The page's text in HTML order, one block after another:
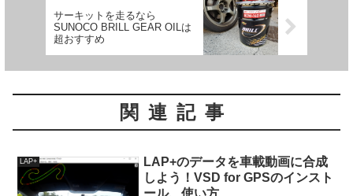
サーキットを走るなら
SUNOCO BRILL GEAR OILは
超おすすめ
関連記事
LAP+
LAP+のデータを車載動画に合成
しよう！VSD for GPSのインスト